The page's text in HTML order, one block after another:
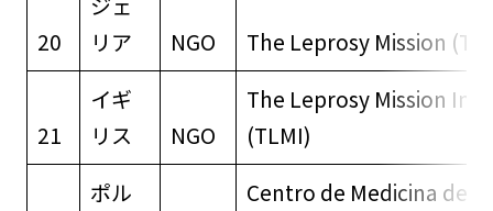
20
リア
NGO The Leprosy Mission
21
イギ
リス
NGO
The Leprosy Mission
(TLMI)
ポル
Centro de Medicina de